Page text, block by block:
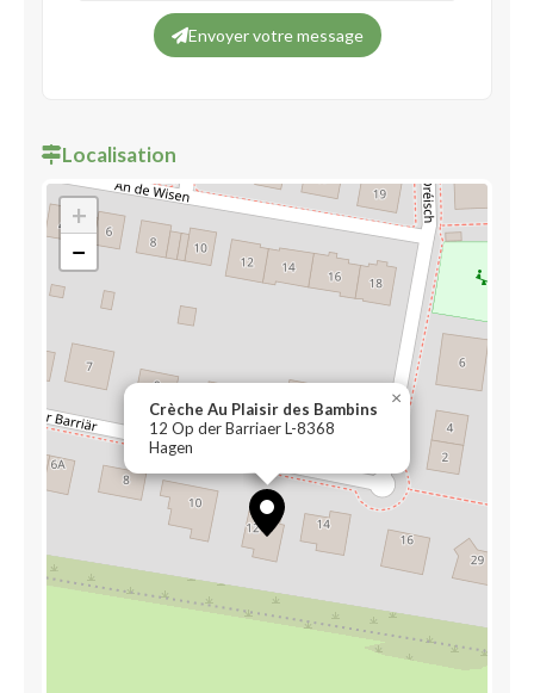
Envoyer votre message
Localisation
Crèche Au Plaisir des Bambins
12 Op der Barriaer L-8368
Hagen
×
+
−